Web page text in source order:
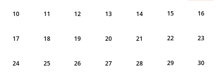
10 11 12 13 14 15 16
17 18 19 20 21 22 23
24 25 26 27 28 29 30